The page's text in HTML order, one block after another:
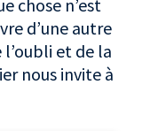
chose n’est
d’une autre
et de la
nous invite à